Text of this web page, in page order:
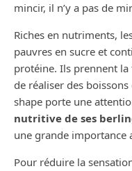
mincir, il n’y a pas de
Riches en nutriments,
pauvres en sucre et
protéine. Ils prennent
de réaliser des
shape porte une
nutritive de ses
une grande importance
Pour réduire la